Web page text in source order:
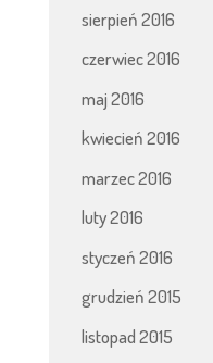
sierpień 2016
czerwiec 2016
maj 2016
kwiecień 2016
marzec 2016
luty 2016
styczeń 2016
grudzień 2015
listopad 2015